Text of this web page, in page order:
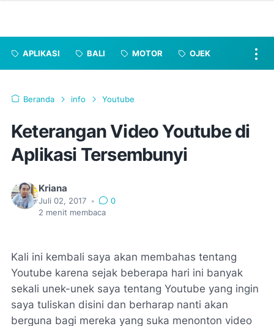
APLIKASI BALI MOTOR OJEK
Beranda info Youtube
Keterangan Video Youtube di
Aplikasi Tersembunyi
Kriana
Juli 02, 2017 •
0
2 menit membaca
Kali ini kembali saya akan membahas tentang
Youtube karena sejak beberapa hari ini banyak
sekali unek-unek saya tentang Youtube yang ingin
saya tuliskan disini dan berharap nanti akan
berguna bagi mereka yang suka menonton video